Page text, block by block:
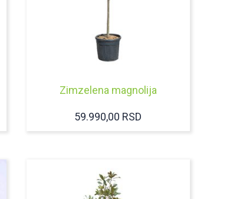
Zimzelena magnolija
59.990,00 RSD